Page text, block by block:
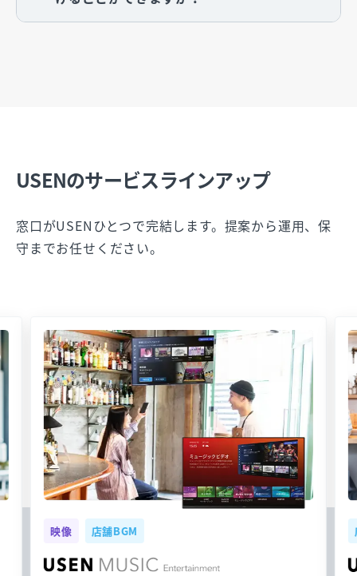
USENのサービスラインアップ
窓口がUSENひとつで完結します。提案から運用、保
守までお任せください。
映像 店舗BGM